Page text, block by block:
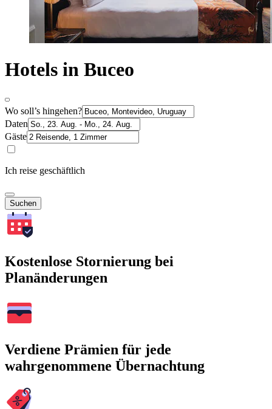
Hotels in Buceo
Wo soll’s hingehen?
Daten
Gäste
Ich reise geschäftlich
Suchen
Kostenlose Stornierung bei
Planänderungen
Verdiene Prämien für jede
wahrgenommene Übernachtung